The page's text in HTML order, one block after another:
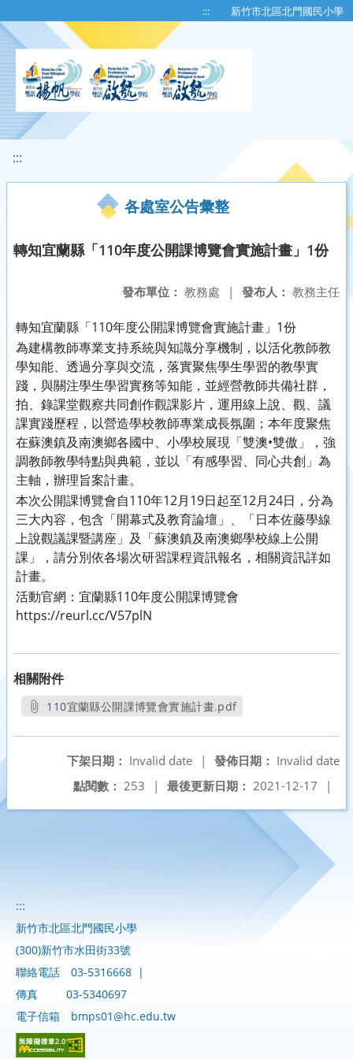
::: 新竹市北區北門國民小學
:::
各處室公告彙整
轉知宜蘭縣「110年度公開課博覽會實施計畫」1份
發布人： 教務主任
發布單位： 教務處 |
轉知宜蘭縣「110年度公開課博覽會實施計畫」1份
為建構教師專業支持系統與知識分享機制，以活化教師教
學知能、透過分享與交流，落實聚焦學生學習的教學實
踐，與關注學生學習實務等知能，並經營教師共備社群，
拍、錄課堂觀察共同創作觀課影片，運用線上說、觀、議
課實踐歷程，以營造學校教師專業成長氛圍；本年度聚焦
在蘇澳鎮及南澳鄉各國中、小學校展現「雙澳•雙傲」，強
調教師教學特點與典範，並以「有感學習、同心共創」為
主軸，辦理旨案計畫。
本次公開課博覽會自110年12月19日起至12月24日，分為
三大內容，包含「開幕式及教育論壇」、「日本佐藤學線
上說觀議課暨講座」及「蘇澳鎮及南澳鄉學校線上公開
課」，請分別依各場次研習課程資訊報名，相關資訊詳如
計畫。
活動官網：宜蘭縣110年度公開課博覽會
https://reurl.cc/V57plN
相關附件
110宜蘭縣公開課博覽會實施計畫.pdf
發佈日期： Invalid date
下架日期： Invalid date
|
最後更新日期： 2021-12-17 |
點閱數： 253 |
:::
新竹市北區北門國民小學
(300)新竹市水田街33號
聯絡電話
03-5316668 |
傳真
03-5340697
電子信箱
bmps01@hc.edu.tw